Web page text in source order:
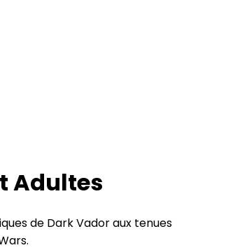
Adultes
de Dark Vador aux tenues